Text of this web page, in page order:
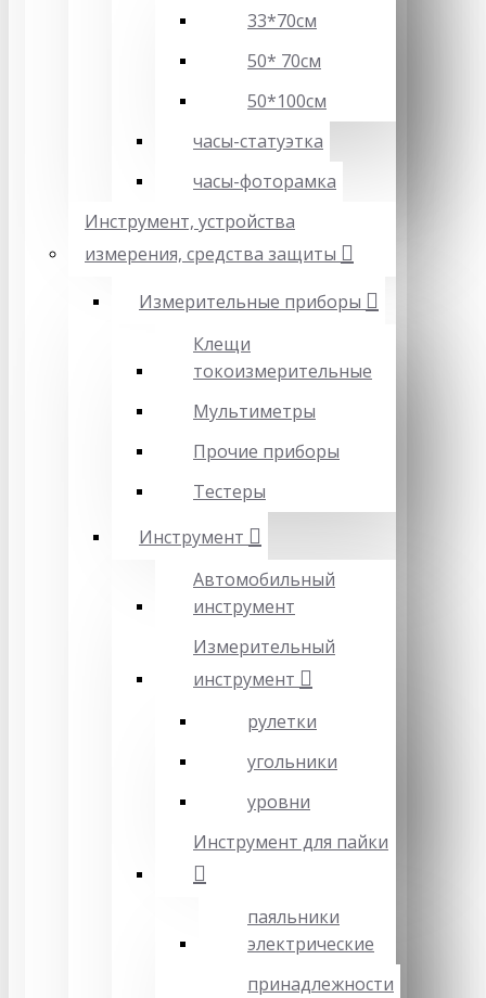
33*70см
50* 70см
50*100см
часы-статуэтка
часы-фоторамка
Инструмент, устройства
измерения, средства защиты
Измерительные приборы
Клещи
токоизмерительные
Мультиметры
Прочие приборы
Тестеры
Инструмент
Автомобильный
инструмент
Измерительный
инструмент
рулетки
угольники
уровни
Инструмент для пайки
паяльники
электрические
принадлежности